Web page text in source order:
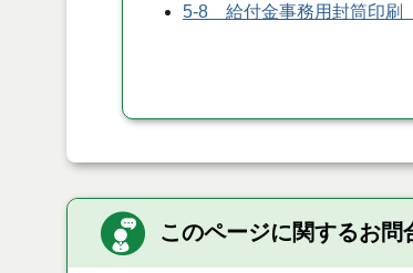
5-8 給付金事務用封筒印
このページに関するお問